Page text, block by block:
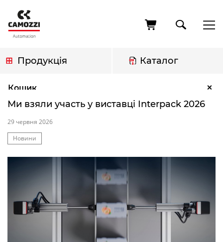
основного
вмісту
Продукція Каталог
Кошик ×
навіґації
Ми взяли участь у виставці Interpack 2026
Теги
Новини
29 червня 2026